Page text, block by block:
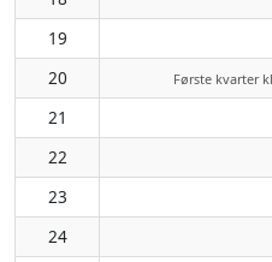
19
20 Første kvarter
21
22
23
24